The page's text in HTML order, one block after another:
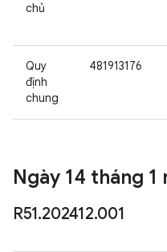
chủ
Quy
định
chung
481913176
Ngày 14 tháng 1
R51.202412.001